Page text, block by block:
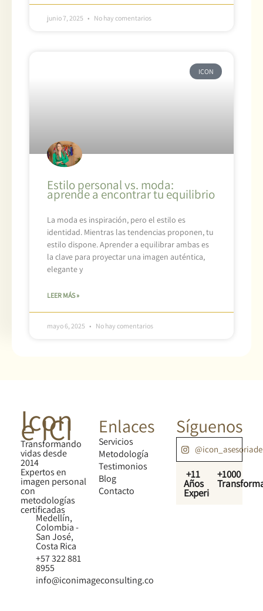
junio 7, 2025 No hay comentarios
ICON
Estilo personal vs. moda:
aprende a encontrar tu equilibrio
La moda es inspiración, pero el estilo es
identidad. Mientras las tendencias proponen, tu
estilo dispone. Aprender a equilibrar ambas es
la clave para proyectar una imagen auténtica,
elegante y
LEER MÁS »
mayo 6, 2025 No hay comentarios
Icon
e ICI
Transformando
vidas desde
2014
Expertos en
imagen personal
con
metodologías
certificadas
Medellín,
Colombia -
San José,
Costa Rica
+57 322 881
8955
info@iconimageconsulting.co
Enlaces
Servicios
Metodología
Testimonios
Blog
Contacto
Síguenos
+11
Años
Experiencia
+1000